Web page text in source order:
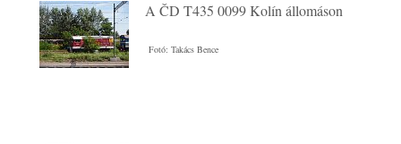
A ČD T435 0099 Kolín állomáson
Fotó: Takács Bence